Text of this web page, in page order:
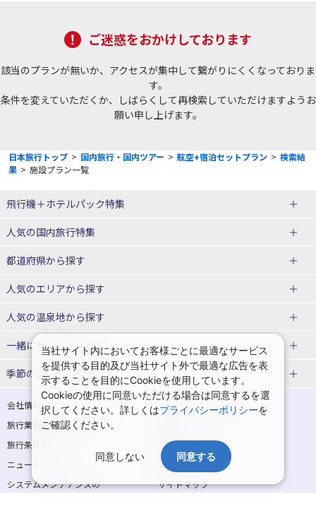
ご迷惑をおかけしております
該当のプランが無いか、アクセスが集中して繋がりにくくなっておりま
す。
条件を変えていただくか、しばらくして再検索していただけますようお
願い申し上げます。
日本旅行トップ > 国内旅行・国内ツアー > 航空+宿泊セットプラン > 検索結
果 > 施設プラン一覧
飛行機＋ホテルパック特集
赤い風船ダイナミックパッケージ
ＪＡＬで行く飛行機+ホテルパック
人気の国内旅行特集
東京ディズニーリゾート®への旅
ユニバーサル・スタジオ・ジャパ
都道府県から探す
北海道旅行・ツアー
東北
青森旅行・ツアー
岩手旅行・ツアー
宮城旅行・ツアー
秋田旅行・ツアー
山形旅行・ツアー
福島旅行・ツアー
関東
東京旅行・ツアー
神奈川旅行・ツアー
人気のエリアから探す
函館旅行 札幌旅行
仙台旅行
那須旅行
日光旅行
小笠原旅行
大島旅行
人気の温泉地から探す
北海道
湯の川温泉(北海道)
定山渓温泉(北海道)
十勝川温泉(北海道)
阿寒湖温泉(北海道)
洞爺湖温泉(北海道)
層雲峡温泉(北海道)
知床温泉(北海道)
一緒に行く人から探す
一人旅 国内版
家族・子連れ旅行 国内版
カップル・夫婦旅行 国内版
女子旅 国内版
卒業旅行・学生旅行 国内版
季節の国内旅行特集
桜・お花見特集
ゴールデンウィーク（GW）の国内
旅行
夏休み・お盆の国内旅行
7月の国内旅行
8月の国内旅行
9月の国内旅行
10月の国内旅行
11月の国内旅行
会社情報
プライバシーポリシー
旅行業登録票・約款
旅行条件書
商標について
ニュースリリース
採用情報
システムメンテナンスの
サイトマップ
当社サイト内においてお客様ごとに最適なサービス
を提供する目的及び当社サイト外で最適な広告を表
示することを目的にCookieを使用しています。
Cookieの使用に同意いただける場合は同意するを選
択してください。詳しくはプライバシーポリシーを
ご確認ください。
同意しない 同意する